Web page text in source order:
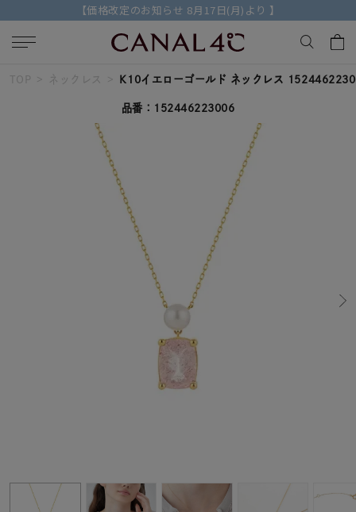
【価格改定のお知らせ 8月17日(月)より 】
キーワードで検索する
人気検索キーワード
#eギフト #ハーフエタニティリング
#メンズ ネックレス
誕生石
TOP ネックレス K10イエローゴールド ネックレス
品番：152446223006